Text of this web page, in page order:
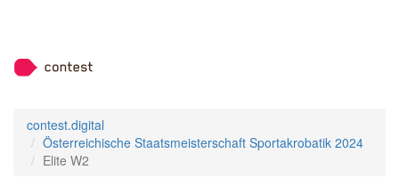
contest.digital
Österreichische Staatsmeisterschaft Sportakrobatik 2024
Elite W2